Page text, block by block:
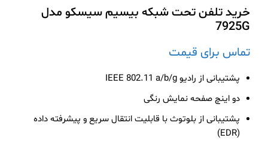
خرید تلفن تحت شبکه بیسیم سیسکو مدل
7925G
تماس برای قیمت
پشتیبانی از رادیو IEEE 802.11 a/b/g
دو اینچ صفحه نمایش رنگی
پشتیبانی از بلوتوث با قابلیت انتقال سریع و پیشرفته داده
(EDR)